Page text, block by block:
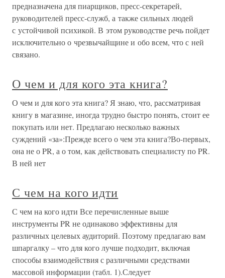
предназначена для пиарщиков, пресс-секретарей,
руководителей пресс-служб, а также сильных людей
с устойчивой психикой. В этом руководстве речь пойдет
исключительно о чрезвычайщине и обо всем, что с ней
связано.
О чем и для кого эта книга?
О чем и для кого эта книга? Я знаю, что, рассматривая
книгу в магазине, иногда трудно быстро понять, стоит ее
покупать или нет. Предлагаю несколько важных
суждений «за»:Прежде всего о чем эта книга?Во-первых,
она не о PR, а о том, как действовать специалисту по PR.
В ней нет
С чем на кого идти
С чем на кого идти Все перечисленные выше
инструменты PR не одинаково эффективны для
различных целевых аудиторий. Поэтому предлагаю вам
шпаргалку – что для кого лучше подходит, включая
способы взаимодействия с различными средствами
массовой информации (табл. 1).Следует